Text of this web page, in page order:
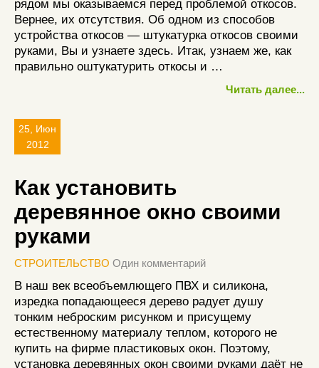
рядом мы оказываемся перед проблемой откосов.
Вернее, их отсутствия. Об одном из способов
устройства откосов — штукатурка откосов своими
руками, Вы и узнаете здесь. Итак, узнаем же, как
правильно оштукатурить откосы и …
Читать далее...
25, Июн
2012
Как установить
деревянное окно своими
руками
СТРОИТЕЛЬСТВО Один комментарий
В наш век всеобъемлющего ПВХ и силикона,
изредка попадающееся дерево радует душу
тонким неброским рисунком и присущему
естественному материалу теплом, которого не
купить на фирме пластиковых окон. Поэтому,
установка деревянных окон своими руками даёт не